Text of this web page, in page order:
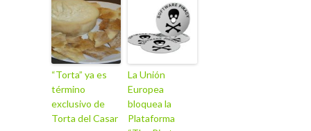
“Torta” ya es
término
exclusivo de
Torta del Casar
La Unión
Europea
bloquea la
Plataforma